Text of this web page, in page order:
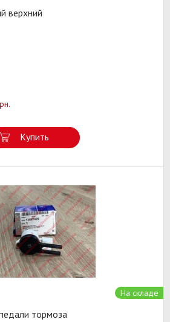
верхний
Купить
На складе
тормоза